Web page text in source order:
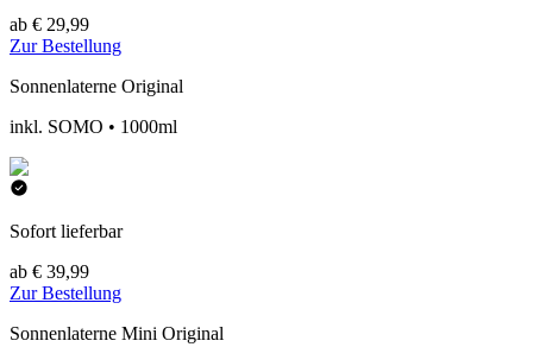
ab € 29,99
Zur Bestellung
Sonnenlaterne Original
inkl. SOMO • 1000ml
Sofort lieferbar
ab € 39,99
Zur Bestellung
Sonnenlaterne Mini Original